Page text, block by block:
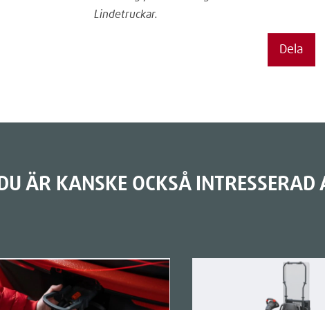
Lindetruckar.
Dela
DU ÄR KANSKE OCKSÅ INTRESSERAD